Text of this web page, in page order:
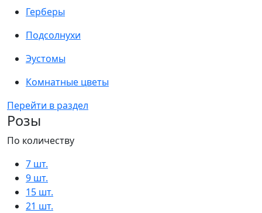
Герберы
Подсолнухи
Эустомы
Комнатные цветы
Перейти в раздел
Розы
По количеству
7 шт.
9 шт.
15 шт.
21 шт.